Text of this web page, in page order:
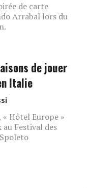
de carte
Arrabal lors du
de jouer
Italie
« Hôtel Europe »
au Festival des